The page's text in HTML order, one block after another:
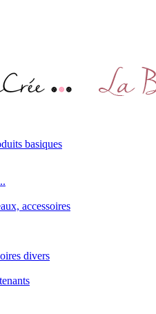
basiques
accessoires
divers